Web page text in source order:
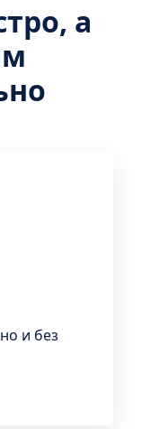
а
и без